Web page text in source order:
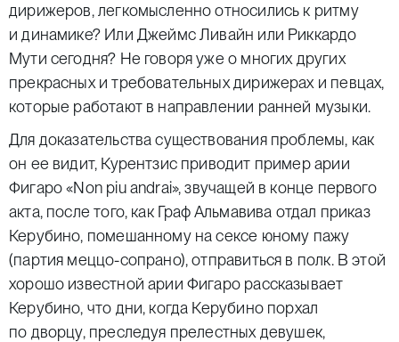
дирижеров, легкомысленно относились к ритму
и динамике? Или Джеймс Ливайн или Риккардо
Мути сегодня? Не говоря уже о многих других
прекрасных и требовательных дирижерах и певцах,
которые работают в направлении ранней музыки.
Для доказательства существования проблемы, как
он ее видит, Курентзис приводит пример арии
Фигаро «Non piu andrai», звучащей в конце первого
акта, после того, как Граф Альмавива отдал приказ
Керубино, помешанному на сексе юному пажу
(партия меццо-сопрано), отправиться в полк. В этой
хорошо известной арии Фигаро рассказывает
Керубино, что дни, когда Керубино порхал
по дворцу, преследуя прелестных девушек,